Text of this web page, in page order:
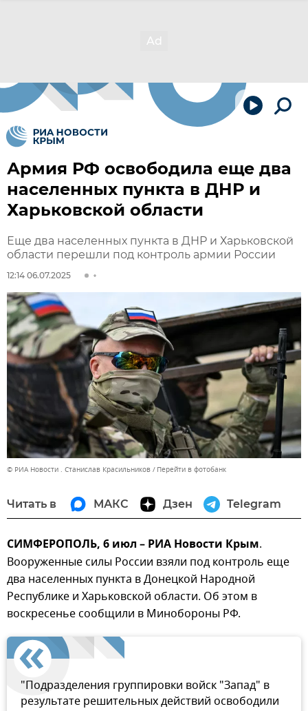
Армия РФ освободила еще два
населенных пункта в ДНР и
Харьковской области
Еще два населенных пункта в ДНР и Харьковской
области перешли под контроль армии России
12:14 06.07.2025
© РИА Новости . Станислав Красильников Перейти в фотобанк
Читать в МАКС Дзен Telegram
СИМФЕРОПОЛЬ, 6 июл – РИА Новости Крым.
Вооруженные силы России взяли под контроль еще
два населенных пункта в Донецкой Народной
Республике и Харьковской области. Об этом в
воскресенье сообщили в Минобороны РФ.
"Подразделения группировки войск "Запад" в
результате решительных действий освободили